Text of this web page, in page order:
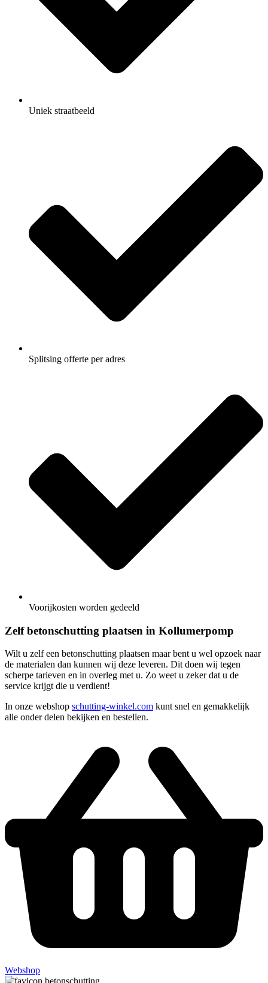
Uniek straatbeeld
Splitsing offerte per adres
Voorijkosten worden gedeeld
Zelf betonschutting plaatsen in Kollumerpomp
Wilt u zelf een betonschutting plaatsen maar bent u wel opzoek naar
de materialen dan kunnen wij deze leveren. Dit doen wij tegen
scherpe tarieven en in overleg met u. Zo weet u zeker dat u de
service krijgt die u verdient!
In onze webshop schutting-winkel.com kunt snel en gemakkelijk
alle onder delen bekijken en bestellen.
Webshop